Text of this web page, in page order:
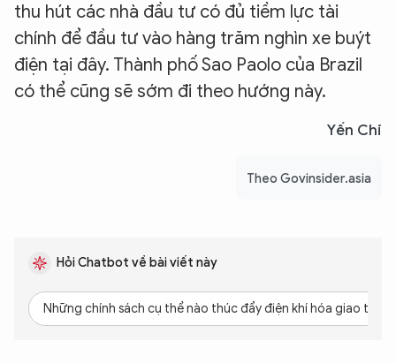
thu hút các nhà đầu tư có đủ tiềm lực tài
chính để đầu tư vào hàng trăm nghìn xe buýt
điện tại đây. Thành phố Sao Paolo của Brazil
có thể cũng sẽ sớm đi theo hướng này.
Yến Chi
Theo Govinsider.asia
Hỏi Chatbot về bài viết này
Những chính sách cụ thể nào thúc đẩy điện khí hóa giao